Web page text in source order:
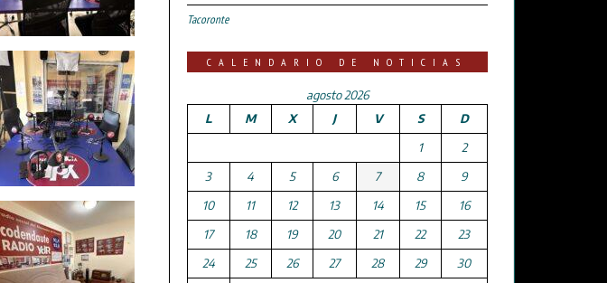
Tacoronte
CALENDARIO DE NOTICIAS
agosto 2026
L
M X J V S
D
1
2
3
4 5 6 7 8
9
10
11 12 13 14 15
16
17
18 19 20 21 22
23
24
25 26 27 28 29
30